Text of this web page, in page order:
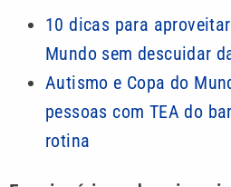
10 dicas para
Mundo sem descuidar
Autismo e Copa do
pessoas com TEA do
rotina